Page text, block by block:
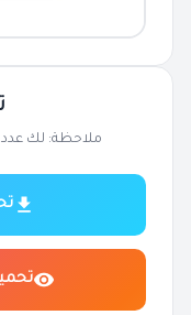
ملاحظة: لك عدد